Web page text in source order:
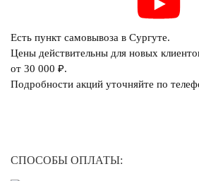
Есть пункт самовывоза в Сургуте.
Цены действительны для новых
от 30 000 ₽.
Подробности акций уточняйте по
СПОСОБЫ ОПЛАТЫ: